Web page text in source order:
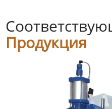
Продукция